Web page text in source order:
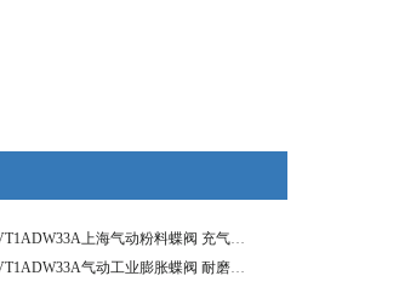
VT1ADW33A上海气动粉料蝶阀 充气式膨胀耐磨蝶阀
VT1ADW33A气动工业膨胀蝶阀 耐磨损粉料蝶阀